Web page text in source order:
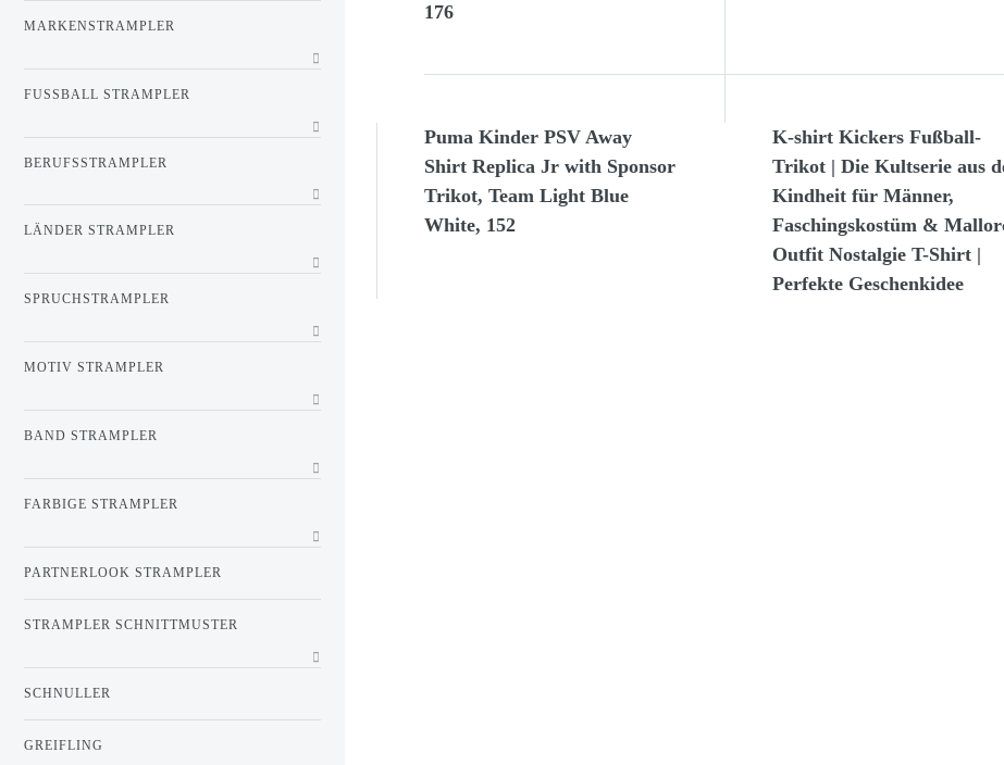
176
Puma Kinder PSV Away
Shirt Replica Jr with Sponsor
Trikot, Team Light Blue
White, 152
K-shirt Kickers Fußball-
Trikot | Die Kultserie aus
Kindheit für Männer,
Faschingskostüm &
Outfit Nostalgie T-Shirt |
Perfekte Geschenkidee
MARKENSTRAMPLER
FUSSBALL STRAMPLER
BERUFSSTRAMPLER
LÄNDER STRAMPLER
SPRUCHSTRAMPLER
MOTIV STRAMPLER
BAND STRAMPLER
FARBIGE STRAMPLER
PARTNERLOOK STRAMPLER
STRAMPLER SCHNITTMUSTER
SCHNULLER
GREIFLING